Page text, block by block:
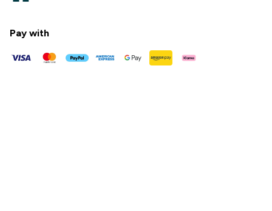
Pay with